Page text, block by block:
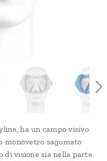
ha un campo visivo
monovetro sagomato
di visione sia nella parte